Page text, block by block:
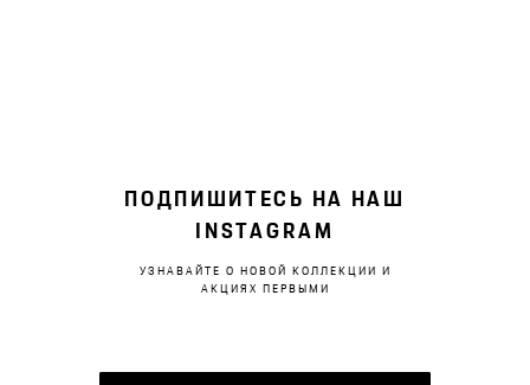
ПОДПИШИТЕСЬ НА НАШ
INSTAGRAM
УЗНАВАЙТЕ О НОВОЙ КОЛЛЕКЦИИ И
АКЦИЯХ ПЕРВЫМИ